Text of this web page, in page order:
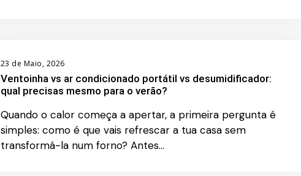
23 de Maio, 2026
Ventoinha vs ar condicionado portátil vs desumidificador:
qual precisas mesmo para o verão?
Quando o calor começa a apertar, a primeira pergunta é
simples: como é que vais refrescar a tua casa sem
transformá-la num forno? Antes…